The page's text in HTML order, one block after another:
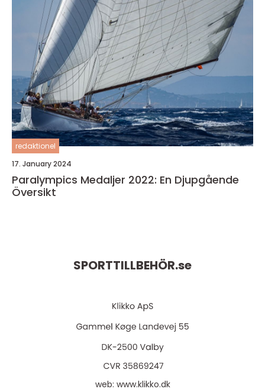
redaktionel
17. January 2024
Paralympics Medaljer 2022: En Djupgående
Översikt
SPORTTILLBEHÖR.se
web: www.klikko.dk